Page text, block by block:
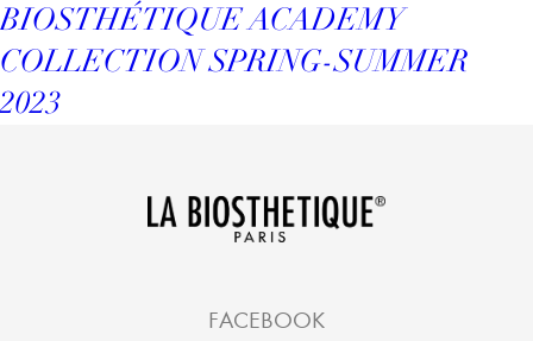
BIOSTHÉTIQUE ACADEMY
COLLECTION SPRING-SUMMER
2023
FACEBOOK